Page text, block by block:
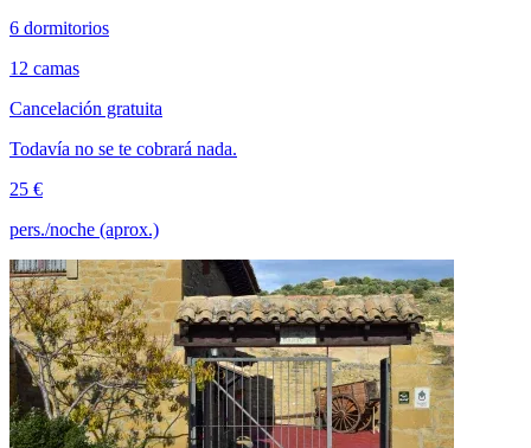
6 dormitorios
12 camas
Cancelación gratuita
Todavía no se te cobrará nada.
25 €
pers./noche (aprox.)